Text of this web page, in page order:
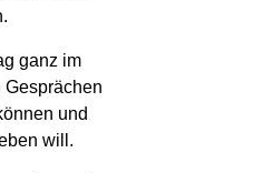
ganz im
und
will.